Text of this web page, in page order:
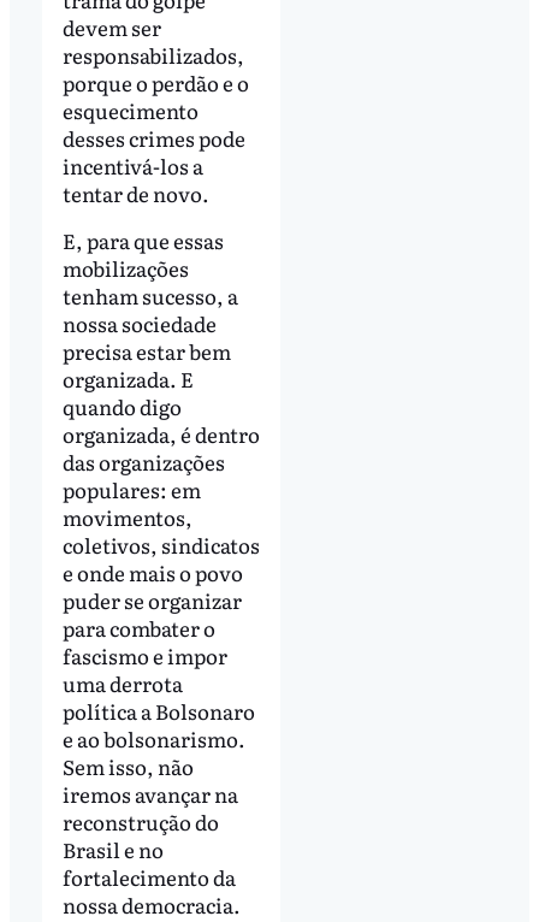
devem ser
responsabilizados,
porque o perdão e o
esquecimento
desses crimes pode
incentivá-los a
tentar de novo.
E, para que essas
mobilizações
tenham sucesso, a
nossa sociedade
precisa estar bem
organizada. E
quando digo
organizada, é dentro
das organizações
populares: em
movimentos,
coletivos, sindicatos
e onde mais o povo
puder se organizar
para combater o
fascismo e impor
uma derrota
política a Bolsonaro
e ao bolsonarismo.
Sem isso, não
iremos avançar na
reconstrução do
Brasil e no
fortalecimento da
nossa democracia.